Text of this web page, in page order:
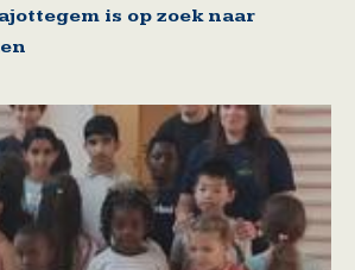
is op zoek naar